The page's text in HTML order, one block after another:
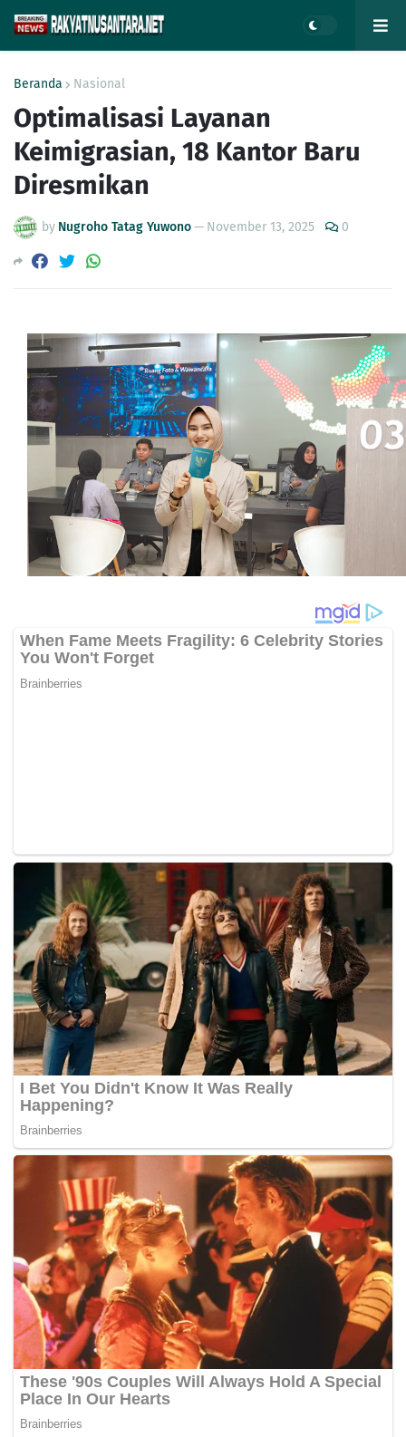
Beranda Nasional
Optimalisasi Layanan
Keimigrasian, 18 Kantor Baru
Diresmikan
by Nugroho Tatag Yuwono— November 13, 2025 0